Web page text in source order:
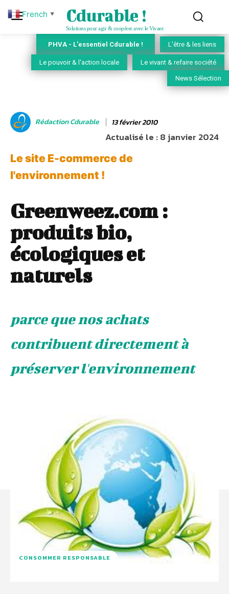
Cdurable !
Solutions pour agir & coopérer avec le Vivant
PHVA - L'essentiel Cdurable ! L'être & les liens
Le pouvoir & l'action locale Le vivant & refaire société
News Sélection
Rédaction Cdurable 13 février 2010
Actualisé le :8 janvier 2024
Le site E-commerce de
l'environnement !
Greenweez.com :
produits bio,
écologiques et
naturels
parce que nos achats
contribuent directement à
préserver l'environnement
CONSOMMER RESPONSABLE
French ▼